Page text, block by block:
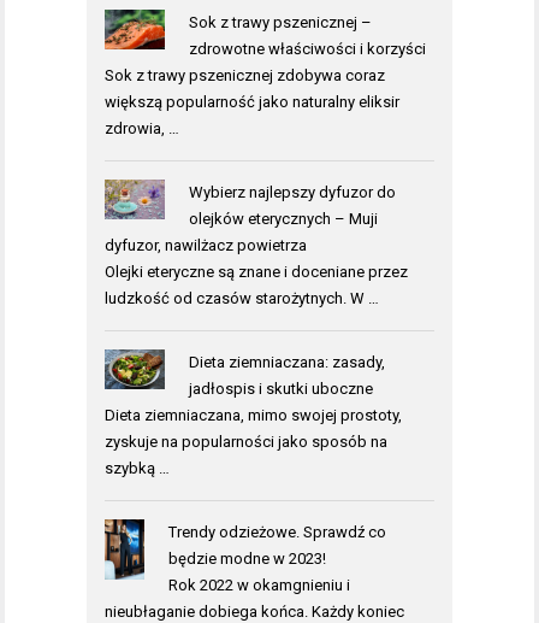
Sok z trawy pszenicznej –
zdrowotne właściwości i korzyści
Sok z trawy pszenicznej zdobywa coraz
większą popularność jako naturalny eliksir
zdrowia, …
Wybierz najlepszy dyfuzor do
olejków eterycznych – Muji
dyfuzor, nawilżacz powietrza
Olejki eteryczne są znane i doceniane przez
ludzkość od czasów starożytnych. W …
Dieta ziemniaczana: zasady,
jadłospis i skutki uboczne
Dieta ziemniaczana, mimo swojej prostoty,
zyskuje na popularności jako sposób na
szybką …
Trendy odzieżowe. Sprawdź co
będzie modne w 2023!
Rok 2022 w okamgnieniu i
nieubłaganie dobiega końca. Każdy koniec